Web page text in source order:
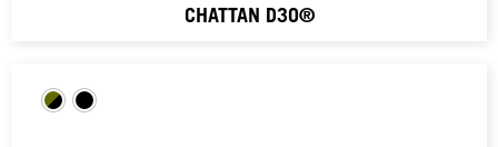
CHATTAN D3O®